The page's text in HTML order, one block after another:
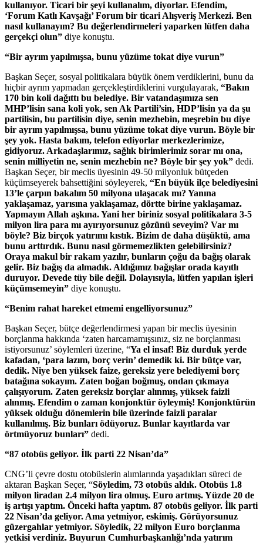
kullanıyor. Ticari bir şeyi kullanalım, diyorlar. Efendim,
‘Forum Katlı Kavşağı’ Forum bir ticari Alışveriş Merkezi. Ben
nasıl kullanayım? Bu değerlendirmeleri yaparken lütfen daha
gerçekçi olun” diye konuştu.
“Bir ayrım yapılmışsa, bunu yüzüme tokat diye vurun”
Başkan Seçer, sosyal politikalara büyük önem verdiklerini, bunu da
hiçbir ayrım yapmadan gerçekleştirdiklerini vurgulayarak, “Bakın
170 bin koli dağıttı bu belediye. Bir vatandaşımıza sen
MHP’lisin sana koli yok, sen Ak Partili’sin, HDP’lisin ya da şu
partilisin, bu partilisin diye, senin mezhebin, meşrebin bu diye
bir ayrım yapılmışsa, bunu yüzüme tokat diye vurun. Böyle bir
şey yok. Hasta bakım, telefon ediyorlar merkezlerimize,
gidiyoruz. Arkadaşlarımız, sağlık birimlerimiz sorar mı ona,
senin milliyetin ne, senin mezhebin ne? Böyle bir şey yok” dedi.
Başkan Seçer, bir meclis üyesinin 49-50 milyonluk bütçeden
küçümseyerek bahsettiğini söyleyerek, “En büyük ilçe belediyesini
13’le çarpın bakalım 50 milyona ulaşacak mı? Yanına
yaklaşamaz, yarısına yaklaşamaz, dörtte birine yaklaşamaz.
Yapmayın Allah aşkına. Yani her biriniz sosyal politikalara 3-5
milyon lira para mı ayırıyorsunuz gözünü seveyim? Var mı
böyle? Biz birçok yatırımı kıstık. Bizim de daha düşüktü, ama
bunu arttırdık. Bunu nasıl görmemezlikten gelebilirsiniz?
Oraya makul bir rakam yazılır, bunların çoğu da bağış olarak
gelir. Biz bağış da almadık. Aldığımız bağışlar orada kayıtlı
duruyor. Devede tüy bile değil. Dolayısıyla, lütfen yapılan işleri
küçümsemeyin” diye konuştu.
“Benim rahat hareket etmemi engelliyorsunuz”
Başkan Seçer, bütçe değerlendirmesi yapan bir meclis üyesinin
borçlanma hakkında ‘zaten harcamamışsınız, siz ne borçlanması
istiyorsunuz’ söylemleri üzerine, “Ya el insaf! Biz durduk yerde
kafadan, ‘para lazım, borç verin’ demedik ki. Bir bütçe var,
dedik. Niye ben yüksek faize, gereksiz yere belediyemi borç
batağına sokayım. Zaten boğan boğmuş, ondan çıkmaya
çalışıyorum. Zaten gereksiz borçlar alınmış, yüksek faizli
alınmış. Efendim o zaman konjonktür öyleymiş! Konjonktürün
yüksek olduğu dönemlerin bile üzerinde faizli paralar
kullanılmış. Biz bunları ödüyoruz. Bunlar kayıtlarda var
örtmüyoruz bunları” dedi.
“87 otobüs geliyor. İlk parti 22 Nisan’da”
CNG’li çevre dostu otobüslerin alımlarında yaşadıkları süreci de
aktaran Başkan Seçer, “Söyledim, 73 otobüs aldık. Otobüs 1.8
milyon liradan 2.4 milyon lira olmuş. Euro artmış. Yüzde 20 de
iş artışı yaptım. Önceki hafta yaptım. 87 otobüs geliyor. İlk parti
22 Nisan’da geliyor. Ama yetmiyor, eskimiş. Görüyorsunuz
güzergahlar yetmiyor. Söyledik, 22 milyon Euro borçlanma
yetkisi verdiniz. Buyurun Cumhurbaşkanlığı’nda yatırım